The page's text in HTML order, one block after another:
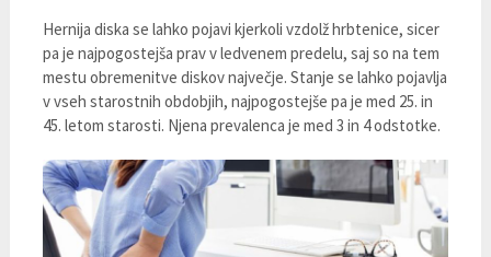
Hernija diska se lahko pojavi kjerkoli vzdolž hrbtenice, sicer
pa je najpogostejša prav v ledvenem predelu, saj so na tem
mestu obremenitve diskov največje. Stanje se lahko pojavlja
v vseh starostnih obdobjih, najpogostejše pa je med 25. in
45. letom starosti. Njena prevalenca je med 3 in 4 odstotke.